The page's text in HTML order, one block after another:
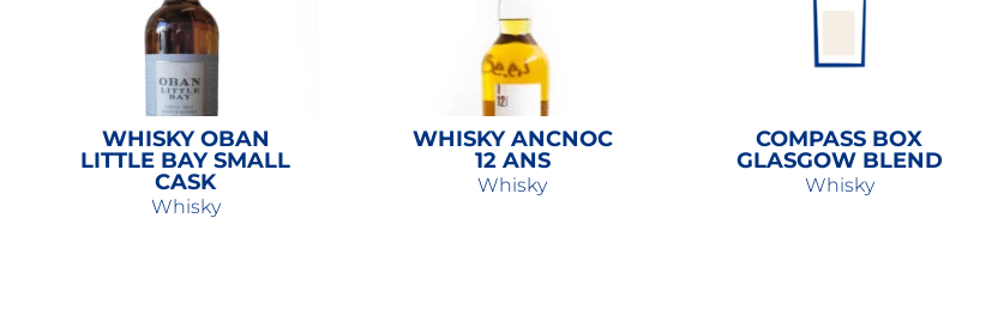
WHISKY OBAN
LITTLE BAY SMALL
CASK
Whisky
WHISKY ANCNOC
12 ANS
Whisky
COMPASS BOX
GLASGOW BLEND
Whisky